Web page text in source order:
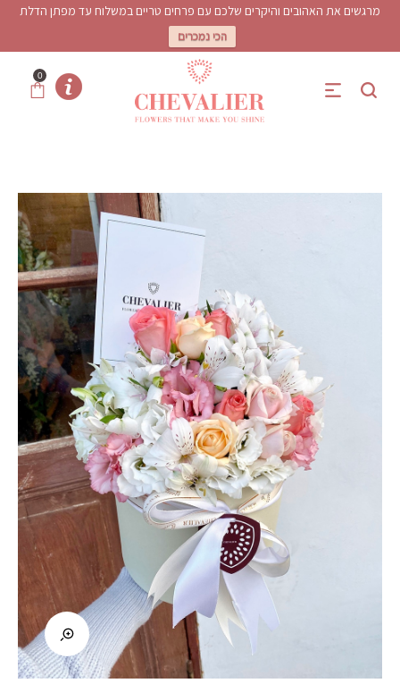
מרגשים את האהובים והיקרים שלכם עם פרחים טריים במשלוח עד מפתן הדלת
הכי נמכרים
0